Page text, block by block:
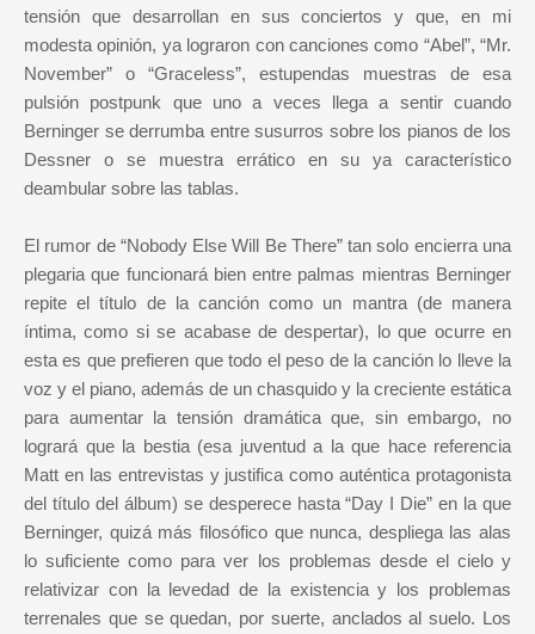
tensión que desarrollan en sus conciertos y que, en mi
modesta opinión, ya lograron con canciones como “Abel”, “Mr.
November” o “Graceless”, estupendas muestras de esa
pulsión postpunk que uno a veces llega a sentir cuando
Berninger se derrumba entre susurros sobre los pianos de los
Dessner o se muestra errático en su ya característico
deambular sobre las tablas.
El rumor de “Nobody Else Will Be There” tan solo encierra una
plegaria que funcionará bien entre palmas mientras Berninger
repite el título de la canción como un mantra (de manera
íntima, como si se acabase de despertar), lo que ocurre en
esta es que prefieren que todo el peso de la canción lo lleve la
voz y el piano, además de un chasquido y la creciente estática
para aumentar la tensión dramática que, sin embargo, no
logrará que la bestia (esa juventud a la que hace referencia
Matt en las entrevistas y justifica como auténtica protagonista
del título del álbum) se desperece hasta “Day I Die” en la que
Berninger, quizá más filosófico que nunca, despliega las alas
lo suficiente como para ver los problemas desde el cielo y
relativizar con la levedad de la existencia y los problemas
terrenales que se quedan, por suerte, anclados al suelo. Los